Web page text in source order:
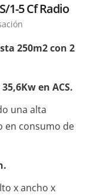
1-5 Cf Radio
250m2 con 2
en ACS.
una alta
en consumo de
x ancho x